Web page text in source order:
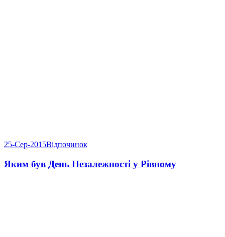
25-Сер-2015Відпочинок
Яким був День Незалежності у Рівному